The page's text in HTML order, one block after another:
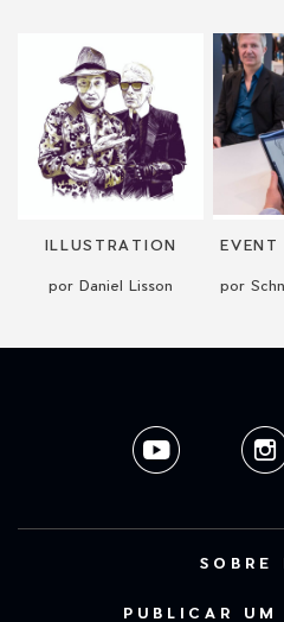
ILLUSTRATION
por Daniel Lisson
SOBRE
PUBLICAR UM